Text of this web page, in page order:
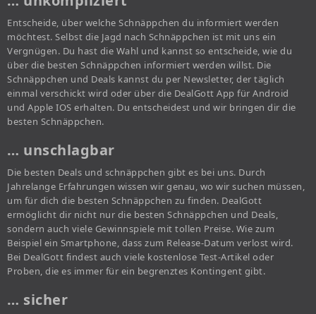
Entscheide, über welche Schnäppchen du informiert werden
möchtest. Selbst die Jagd nach Schnäppchen ist mit uns ein
Vergnügen. Du hast die Wahl und kannst so entscheide, wie du
über die besten Schnäppchen informiert werden willst. Die
Schnäppchen und Deals kannst du per Newsletter, der täglich
einmal verschickt wird oder über die DealGott App für Android
und Apple IOS erhalten. Du entscheidest und wir bringen dir die
besten Schnäppchen.
… unschlagbar
Die besten Deals und schnäppchen gibt es bei uns. Durch
Jahrelange Erfahrungen wissen wir genau, wo wir suchen müssen,
um für dich die besten Schnäppchen zu finden. DealGott
ermöglicht dir nicht nur die besten Schnäppchen und Deals,
sondern auch viele Gewinnspiele mit tollen Preise. Wie zum
Beispiel ein Smartphone, dass zum Release-Datum verlost wird.
Bei DealGott findest auch viele kostenlose Test-Artikel oder
Proben, die es immer für ein begrenztes Kontingent gibt.
… sicher